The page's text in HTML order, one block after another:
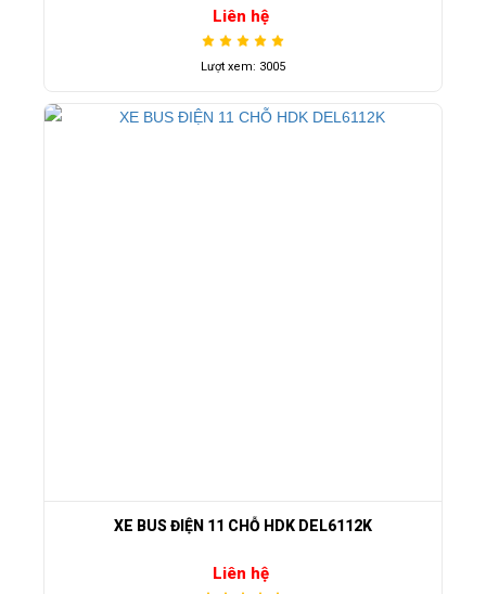
Liên hệ
Lượt xem: 3005
XE BUS ĐIỆN 11 CHỖ HDK DEL6112K
Liên hệ